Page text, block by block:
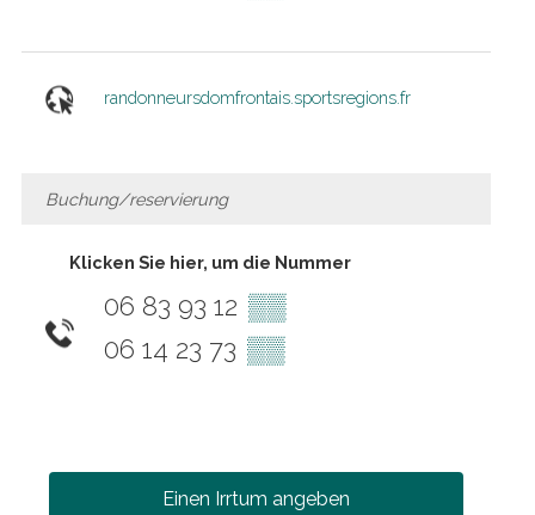
randonneursdomfrontais.sportsregions.fr
Buchung/reservierung
Klicken Sie hier, um die Nummer
06 83 93 12 ▒▒
06 14 23 73 ▒▒
Einen Irrtum angeben